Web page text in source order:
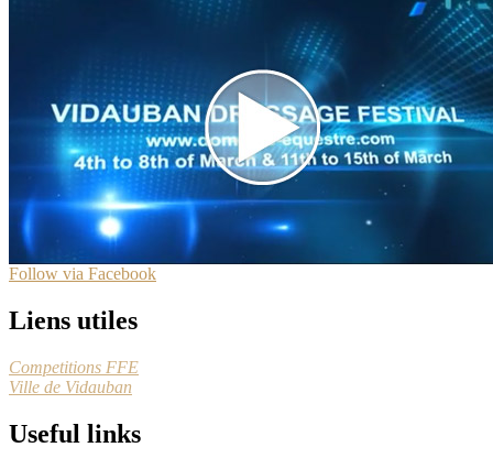
Follow via Facebook
Liens utiles
Competitions FFE
Ville de Vidauban
Useful links